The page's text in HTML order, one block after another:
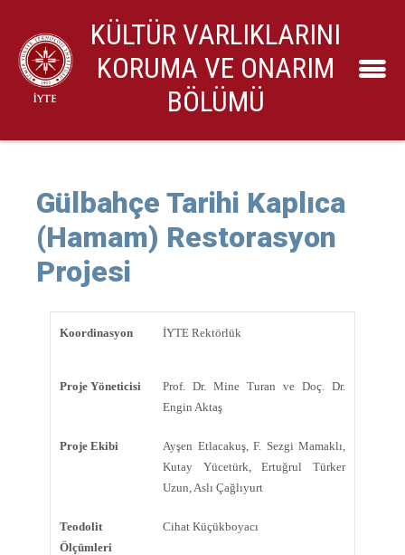
KÜLTÜR VARLIKLARINI
KORUMA VE ONARIM
BÖLÜMÜ
Gülbahçe Tarihi Kaplıca
(Hamam) Restorasyon
Projesi
Koordinasyon İYTE Rektörlük
Proje Yöneticisi
Prof. Dr. Mine Turan ve Doç. Dr.
Engin Aktaş
Proje Ekibi
Ayşen Etlacakuş, F. Sezgi Mamaklı,
Kutay Yücetürk, Ertuğrul Türker
Uzun, Aslı Çağlıyurt
Teodolit
Ölçümleri
Cihat Küçükboyacı